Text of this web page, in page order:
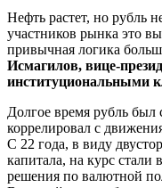
Нефть растет, но рубль
участников рынка это
привычная логика
Исмагилов, вице-
институциональными
Долгое время рубль
коррелировал с
С 22 года, в виду
капитала, на курс стали
решения по валютной